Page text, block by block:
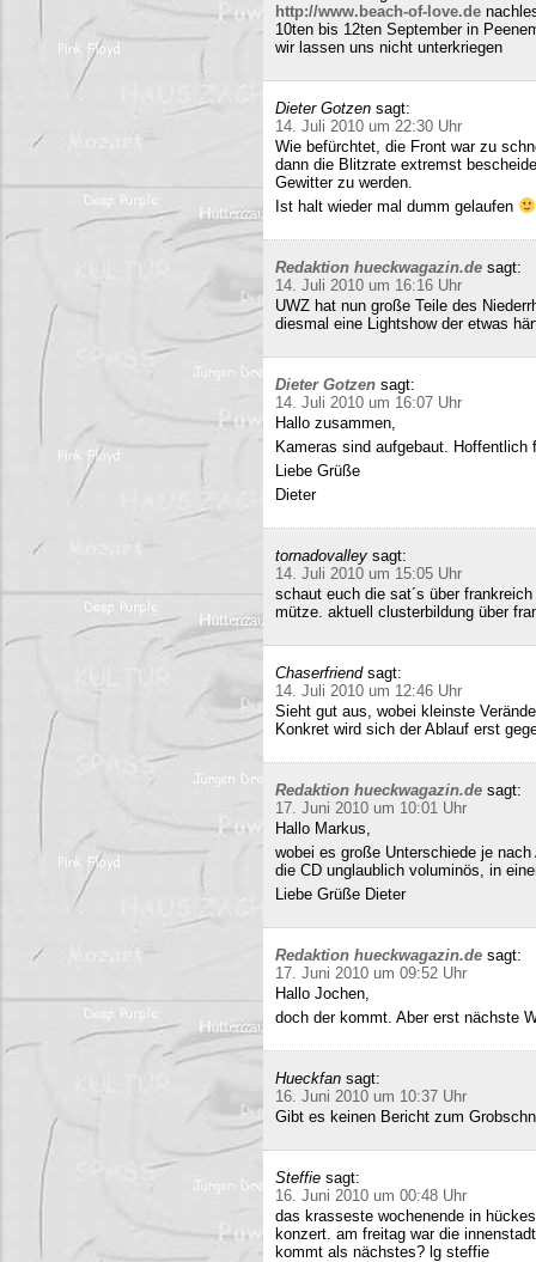
http://www.beach-of-love.de
10ten bis 12ten September in
wir lassen uns nicht unterkriegen
Dieter Gotzen sagt:
14. Juli 2010 um 22:30 Uhr
Wie befürchtet, die Front war zu
dann die Blitzrate extremst
Gewitter zu werden.
Ist halt wieder mal dumm gelaufen
Redaktion hueckwagazin.de sagt:
14. Juli 2010 um 16:16 Uhr
UWZ hat nun große Teile des
diesmal eine Lightshow der etwas
Dieter Gotzen sagt:
14. Juli 2010 um 16:07 Uhr
Hallo zusammen,
Kameras sind aufgebaut.
Liebe Grüße
Dieter
tornadovalley sagt:
14. Juli 2010 um 15:05 Uhr
schaut euch die sat´s über
mütze. aktuell clusterbildung über
Chaserfriend sagt:
14. Juli 2010 um 12:46 Uhr
Sieht gut aus, wobei kleinste
Konkret wird sich der Ablauf erst
Redaktion hueckwagazin.de sagt:
17. Juni 2010 um 10:01 Uhr
Hallo Markus,
wobei es große Unterschiede je
die CD unglaublich voluminös, in
Liebe Grüße Dieter
Redaktion hueckwagazin.de sagt:
17. Juni 2010 um 09:52 Uhr
Hallo Jochen,
doch der kommt. Aber erst nächste
Hueckfan sagt:
16. Juni 2010 um 10:37 Uhr
Gibt es keinen Bericht zum
Steffie sagt:
16. Juni 2010 um 00:48 Uhr
das krasseste wochenende in
konzert. am freitag war die
kommt als nächstes? lg steffie